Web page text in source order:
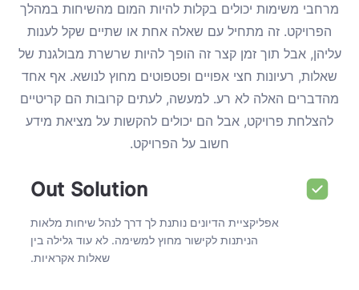
מרחבי משימות יכולים בקלות להיות המום מהשיחות במהלך
הפרויקט. זה מתחיל עם שאלה אחת או שתיים שקל לענות
עליהן, אבל תוך זמן קצר זה הופך להיות שרשרת מבולגנת של
שאלות, רעיונות חצי אפויים ופטפוטים מחוץ לנושא. אף אחד
מהדברים האלה לא רע. למעשה, לעתים קרובות הם קריטיים
להצלחת פרויקט, אבל הם יכולים להקשות על מציאת מידע
חשוב על הפרויקט.
Out Solution
אפליקציית הדיונים נותנת לך דרך לנהל שיחות מלאות
הניתנות לקישור מחוץ למשימה. לא עוד גלילה בין
שאלות אקראיות.